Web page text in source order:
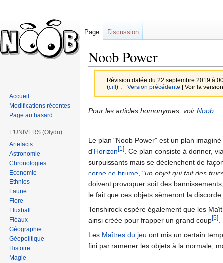
Noob Power
Révision datée du 22 septembre 2019 à
(diff) ← Version précédente | Voir la
Sauter
à
navigation
Sauter
à
recherche
Pour les articles homonymes, voir Noob
Le plan "Noob Power" est un plan
d'Horizon[1]
. Ce plan consiste à donner,
surpuissants mais se déclenchent de
corne de brume , "un objet qui fait des
doivent provoquer soit des
le fait que ces objets sèmeront la
Tenshirock espère également que les
ainsi créée pour frapper un grand coup[5]
Les Maîtres du jeu ont mis un certain
fini par ramener les objets à la normale,
Page Discussion
Accueil
Modifications récentes
Page au hasard
L'UNIVERS (Olydri)
Artefacts
Astronomie
Chronologies
Economie
Ethnies
Faune
Flore
Fluxball
Fléaux
Géographie
Géopolitique
Histoire
Magie